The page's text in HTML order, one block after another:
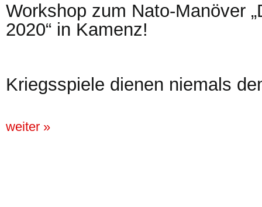
Workshop zum Nato-Manöver
2020“ in Kamenz!
Kriegsspiele dienen niemals
weiter »